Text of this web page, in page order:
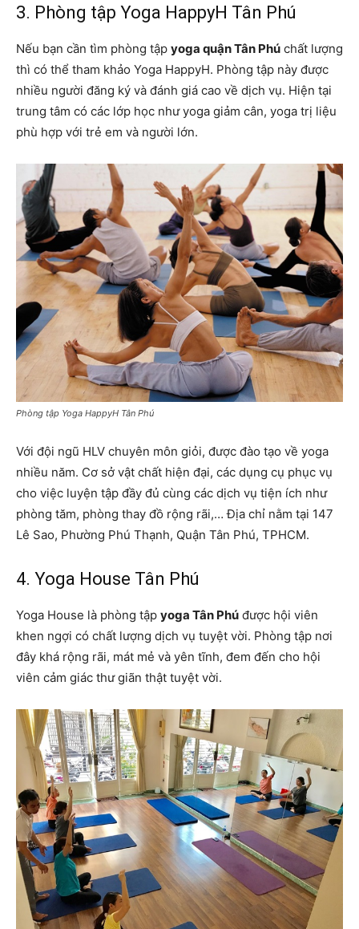
3. Phòng tập Yoga HappyH Tân Phú
Nếu bạn cần tìm phòng tập yoga quận Tân Phú chất lượng
thì có thể tham khảo Yoga HappyH. Phòng tập này được
nhiều người đăng ký và đánh giá cao về dịch vụ. Hiện tại
trung tâm có các lớp học như yoga giảm cân, yoga trị liệu
phù hợp với trẻ em và người lớn.
Phòng tập Yoga HappyH Tân Phú
Với đội ngũ HLV chuyên môn giỏi, được đào tạo về yoga
nhiều năm. Cơ sở vật chất hiện đại, các dụng cụ phục vụ
cho việc luyện tập đầy đủ cùng các dịch vụ tiện ích như
phòng tăm, phòng thay đồ rộng rãi,… Địa chỉ nằm tại 147
Lê Sao, Phường Phú Thạnh, Quận Tân Phú, TPHCM.
4. Yoga House Tân Phú
Yoga House là phòng tập yoga Tân Phú được hội viên
khen ngợi có chất lượng dịch vụ tuyệt vời. Phòng tập nơi
đây khá rộng rãi, mát mẻ và yên tĩnh, đem đến cho hội
viên cảm giác thư giãn thật tuyệt vời.